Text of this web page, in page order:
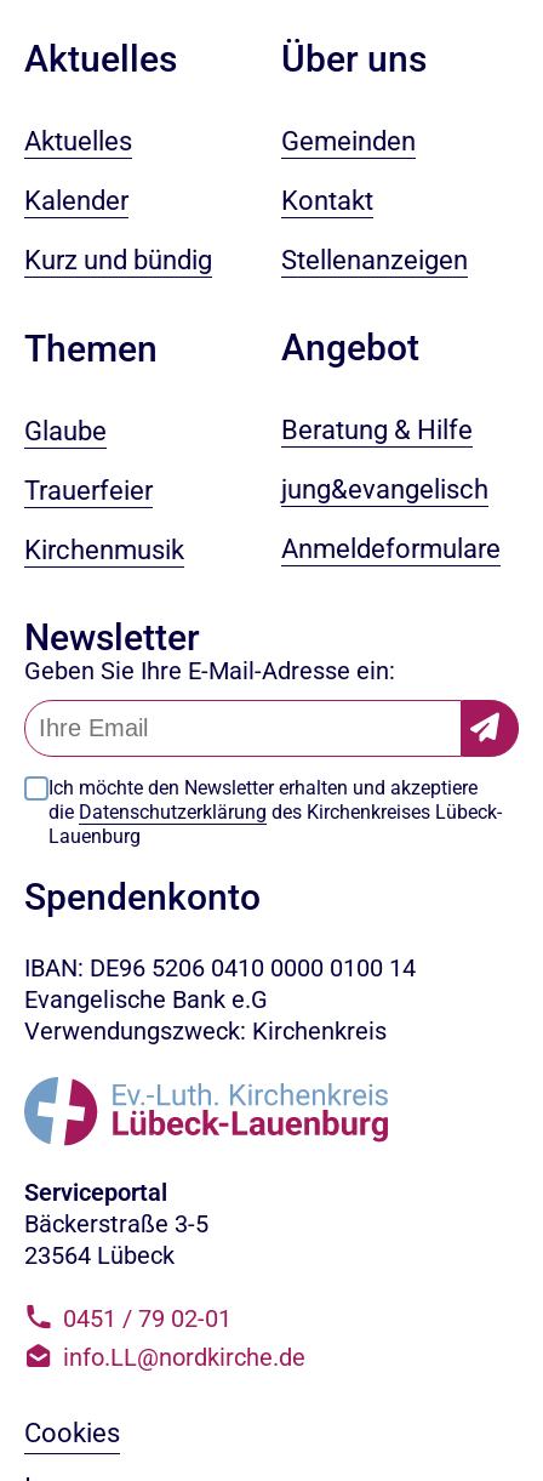
Aktuelles
Aktuelles
Kalender
Kurz und bündig
Themen
Glaube
Trauerfeier
Kirchenmusik
Über uns
Gemeinden
Kontakt
Stellenanzeigen
Angebot
Beratung & Hilfe
jung&evangelisch
Anmeldeformulare
Newsletter
Geben Sie Ihre E-Mail-Adresse ein:
Ich möchte den Newsletter erhalten und akzeptiere
die Datenschutzerklärung des Kirchenkreises Lübeck-
Lauenburg
Spendenkonto
IBAN: DE96 5206 0410 0000 0100 14
Evangelische Bank e.G
Verwendungszweck: Kirchenkreis
Serviceportal
Bäckerstraße 3-5
23564 Lübeck
0451 / 79 02-01
info.LL@nordkirche.de
Cookies